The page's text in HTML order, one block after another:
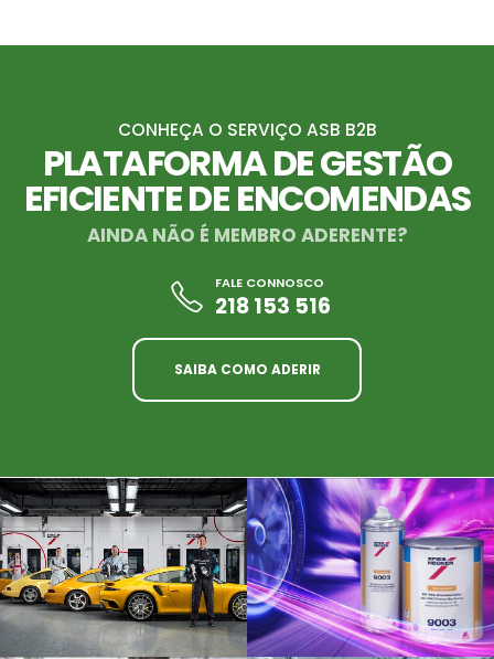
CONHEÇA O SERVIÇO ASB B2B
PLATAFORMA DE GESTÃO
EFICIENTE DE ENCOMENDAS
AINDA NÃO É MEMBRO ADERENTE?
FALE CONNOSCO
218 153 516
SAIBA COMO ADERIR